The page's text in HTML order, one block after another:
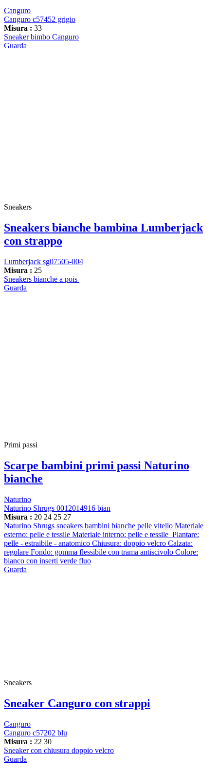
Canguro
Canguro c57452 grigio
Misura : 33
Sneaker bimbo Canguro
Guarda
Sneakers
Sneakers bianche bambina Lumberjack
con strappo
Lumberjack sg07505-004
Misura : 25
Sneakers bianche a pois
Guarda
Primi passi
Scarpe bambini primi passi Naturino
bianche
Naturino
Naturino Shrugs 0012014916 bian
Misura : 20 24 25 27
Naturino Shrugs sneakers bambini bianche pelle vitello Materiale
esterno: pelle e tessile Materiale interno: pelle e tessile Plantare:
pelle - estraibile - anatomico Chiusura: doppio velcro Calzata:
regolare Fondo: gomma flessibile con trama antiscivolo Colore:
bianco con inserti verde fluo
Guarda
Sneakers
Sneaker Canguro con strappi
Canguro
Canguro c57202 blu
Misura : 22 30
Sneaker con chiusura doppio velcro
Guarda